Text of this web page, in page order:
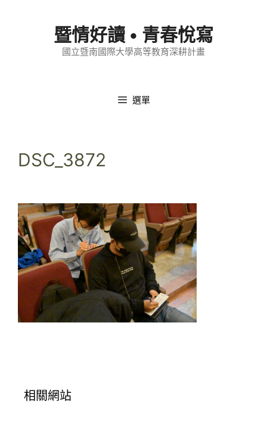
暨情好讀 • 青春悅寫
國立暨南國際大學高等教育深耕計畫
選單
DSC_3872
相關網站